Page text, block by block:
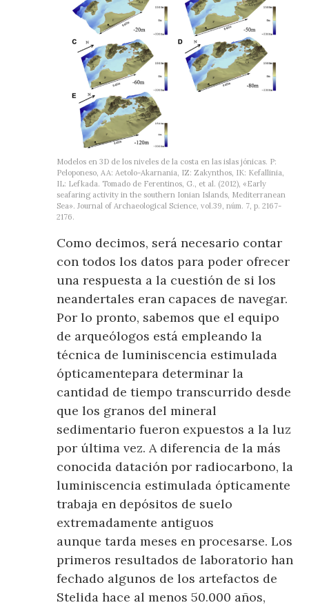
Modelos en 3D de los niveles de la costa en las islas jónicas. P:
Peloponeso, AA: Aetolo-Akarnania, IZ: Zakynthos, IK: Kefallinia,
IL: Lefkada. Tomado de Ferentinos, G., et al. (2012), «Early
seafaring activity in the southern Ionian Islands, Mediterranean
Sea». Journal of Archaeological Science, vol.39, núm. 7, p. 2167-
2176.
Como decimos, será necesario contar
con todos los datos para poder ofrecer
una respuesta a la cuestión de si los
neandertales eran capaces de navegar.
Por lo pronto, sabemos que el equipo
de arqueólogos está empleando la
técnica de luminiscencia estimulada
ópticamentepara determinar la
cantidad de tiempo transcurrido desde
que los granos del mineral
sedimentario fueron expuestos a la luz
por última vez. A diferencia de la más
conocida datación por radiocarbono, la
luminiscencia estimulada ópticamente
trabaja en depósitos de suelo
extremadamente antiguos
aunque tarda meses en procesarse. Los
primeros resultados de laboratorio han
fechado algunos de los artefactos de
Stelida hace al menos 50.000 años,